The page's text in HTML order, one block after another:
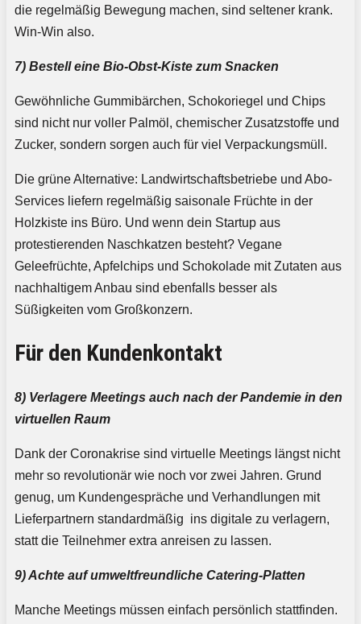
die regelmäßig Bewegung machen, sind seltener krank.
Win-Win also.
7) Bestell eine Bio-Obst-Kiste zum Snacken
Gewöhnliche Gummibärchen, Schokoriegel und Chips
sind nicht nur voller Palmöl, chemischer Zusatzstoffe und
Zucker, sondern sorgen auch für viel Verpackungsmüll.
Die grüne Alternative: Landwirtschaftsbetriebe und Abo-
Services liefern regelmäßig saisonale Früchte in der
Holzkiste ins Büro. Und wenn dein Startup aus
protestierenden Naschkatzen besteht? Vegane
Geleefrüchte, Apfelchips und Schokolade mit Zutaten aus
nachhaltigem Anbau sind ebenfalls besser als
Süßigkeiten vom Großkonzern.
Für den Kundenkontakt
8) Verlagere Meetings auch nach der Pandemie in den
virtuellen Raum
Dank der Coronakrise sind virtuelle Meetings längst nicht
mehr so revolutionär wie noch vor zwei Jahren. Grund
genug, um Kundengespräche und Verhandlungen mit
Lieferpartnern standardmäßig ins digitale zu verlagern,
statt die Teilnehmer extra anreisen zu lassen.
9) Achte auf umweltfreundliche Catering-Platten
Manche Meetings müssen einfach persönlich stattfinden.